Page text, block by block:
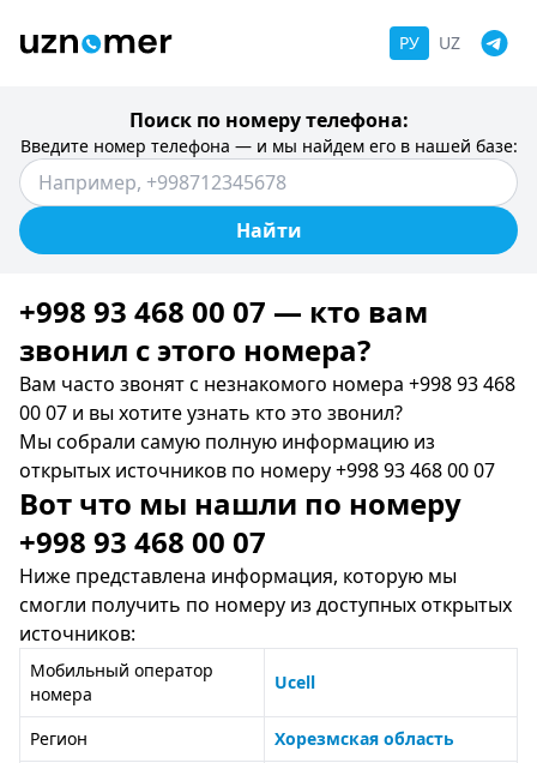
РУ UZ
Поиск по номеру телефона:
Введите номер телефона — и мы найдем его в нашей базе:
Найти
+998 93 468 00 07 — кто вам
звонил c этого номера?
Вам часто звонят с незнакомого номера +998 93 468
00 07 и вы хотите узнать кто это звонил?
Мы собрали самую полную информацию из
открытых источников по номеру +998 93 468 00 07
Вот что мы нашли по номеру
+998 93 468 00 07
Ниже представлена информация, которую мы
смогли получить по номеру из доступных открытых
источников:
Мобильный оператор
номера
Ucell
Регион
Хорезмская область